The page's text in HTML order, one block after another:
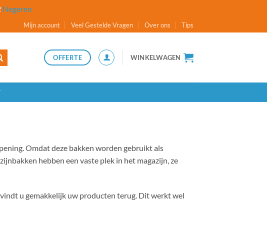
Negeren
Mijn account Veel Gestelde Vragen Over ons Tips
OFFERTE WINKELWAGEN
Omdat deze bakken worden gebruikt als
hebben een vaste plek in het magazijn, ze
u gemakkelijk uw producten terug. Dit werkt wel